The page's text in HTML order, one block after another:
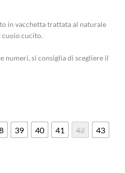
in vacchetta trattata al naturale
cuoio cucito.
numeri, si consiglia di scegliere il
39 40 41 42 43